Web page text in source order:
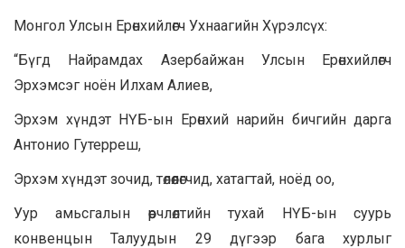
Монгол Улсын Ерөнхийлөгч Ухнаагийн Хүрэлсүх:
“Бүгд Найрамдах Азербайжан Улсын Ерөнхийлөгч
Эрхэмсэг ноён Илхам Алиев,
Эрхэм хүндэт НҮБ-ын Ерөнхий нарийн бичгийн дарга
Антонио Гутерреш,
Эрхэм хүндэт зочид, төлөөлөгчид, хатагтай, ноёд оо,
Уур амьсгалын өөрчлөлтийн тухай НҮБ-ын суурь
конвенцын Талуудын 29 дүгээр бага хурлыг